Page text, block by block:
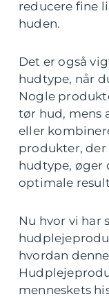
reducere fine
huden.
Det er også
hudtype, når
Nogle
tør hud, mens
eller
produkter,
hudtype, øger
optimale
Nu hvor vi har
hvordan
menneskets